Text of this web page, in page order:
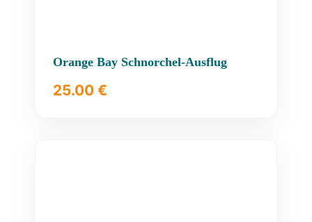
Orange Bay Schnorchel-Ausflug
25.00 €